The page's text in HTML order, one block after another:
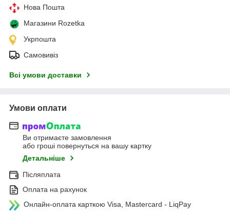
Нова Пошта
Магазини Rozetka
Укрпошта
Самовивіз
Всі умови доставки
Умови оплати
Ви отримаєте замовлення
або гроші повернуться на вашу картку
Детальніше
Післяплата
Оплата на рахунок
Онлайн-оплата карткою Visa, Mastercard - LiqPay